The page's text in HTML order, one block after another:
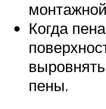
Когда
пены.